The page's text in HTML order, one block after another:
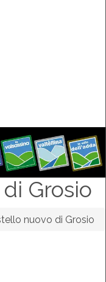
Grosio
nuovo di Grosio